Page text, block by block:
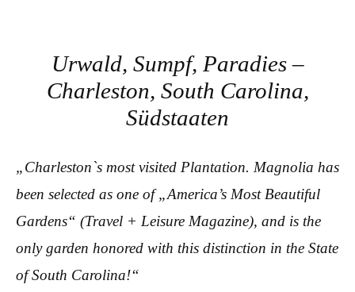
Urwald, Sumpf, Paradies –
Charleston, South Carolina,
Südstaaten
„Charleston`s most visited Plantation. Magnolia has
been selected as one of „America’s Most Beautiful
Gardens“ (Travel + Leisure Magazine), and is the
only garden honored with this distinction in the State
of South Carolina!“